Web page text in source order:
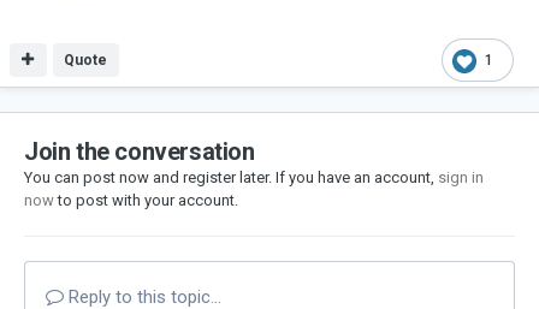
1
Quote
Join the conversation
You can post now and register later. If you have an account, sign in
nowto post with your account.
Reply to this topic...